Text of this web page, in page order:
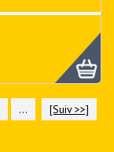
...
[Suiv >>]